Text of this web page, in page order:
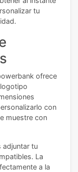
tu
ofrece
con
muestre con
adjuntar tu
La
a la